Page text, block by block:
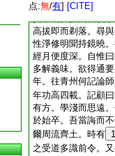
点:無/有] [CITE]
留戀抑奪不許。開
高拔即而剃落。尋
性淨修明聞持鏡曉
經月便度深。自惟
多解義味。欲得通
年。往青州何記論
年功高四載。記顧
有方。學淺而思遠
於始卒。吾當誨而
爾周流齊土。時有
之受道多識前令。